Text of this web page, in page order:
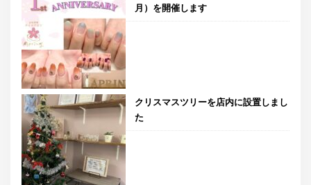
月）を開催します
クリスマスツリーを店内に設置しまし
た